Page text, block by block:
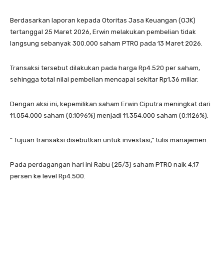
Berdasarkan laporan kepada Otoritas Jasa Keuangan (OJK)
tertanggal 25 Maret 2026, Erwin melakukan pembelian tidak
langsung sebanyak 300.000 saham PTRO pada 13 Maret 2026.
Transaksi tersebut dilakukan pada harga Rp4.520 per saham,
sehingga total nilai pembelian mencapai sekitar Rp1,36 miliar.
Dengan aksi ini, kepemilikan saham Erwin Ciputra meningkat dari
11.054.000 saham (0,1096%) menjadi 11.354.000 saham (0,1126%).
” Tujuan transaksi disebutkan untuk investasi,” tulis manajemen.
Pada perdagangan hari ini Rabu (25/3) saham PTRO naik 4,17
persen ke level Rp4.500.